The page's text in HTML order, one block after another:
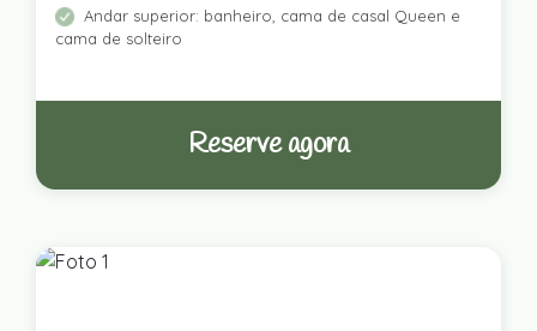
Andar superior: banheiro, cama de casal Queen e
cama de solteiro
Reserve agora